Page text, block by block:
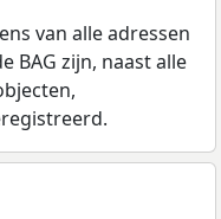
van alle adressen
BAG zijn, naast alle